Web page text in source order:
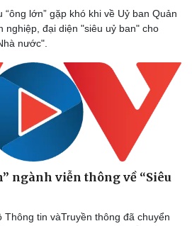
“ông lớn” gặp khó khi về Uỷ ban Quản
nghiệp, đại diện "siêu uỷ ban" cho
nước".
ngành viễn thông về “Siêu
Thông tin vàTruyền thông đã chuyển